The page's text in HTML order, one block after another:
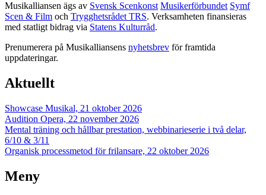
Musikalliansen ägs av Svensk Scenkonst Musikerförbundet Symf
Scen & Film och Trygghetsrådet TRS. Verksamheten finansieras
med statligt bidrag via Statens Kulturråd.
Prenumerera på Musikalliansens nyhetsbrev för framtida
uppdateringar.
Aktuellt
Showcase Musikal, 21 oktober 2026
Audition Opera, 22 november 2026
Mental träning och hållbar prestation, webbinarieserie i två delar,
6/10 & 3/11
Organisk processmetod för frilansare, 22 oktober 2026
Meny